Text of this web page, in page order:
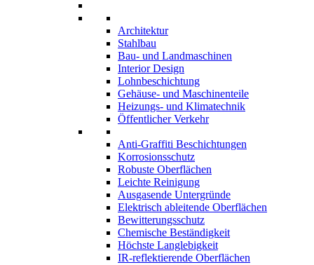
Architektur
Stahlbau
Bau- und Landmaschinen
Interior Design
Lohnbeschichtung
Gehäuse- und Maschinenteile
Heizungs- und Klimatechnik
Öffentlicher Verkehr
Anti-Graffiti Beschichtungen
Korrosionsschutz
Robuste Oberflächen
Leichte Reinigung
Ausgasende Untergründe
Elektrisch ableitende Oberflächen
Bewitterungsschutz
Chemische Beständigkeit
Höchste Langlebigkeit
IR-reflektierende Oberflächen